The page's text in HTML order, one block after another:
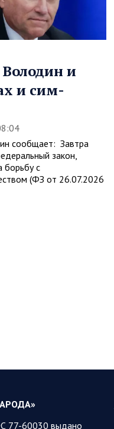
и
и сим-
сообщает: Завтра
закон,
борьбу с
(ФЗ от 26.07.2026
60030 выдано